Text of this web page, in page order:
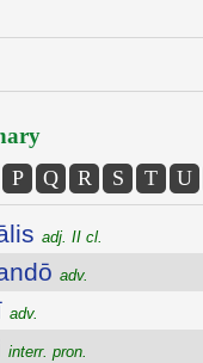
P Q R S T U
adj. II cl.
adv.
adv.
interr. pron.